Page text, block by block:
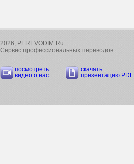
2026, PEREVODIM.Ru
Сервис профессиональных переводов
посмотреть
видео о нас
скачать
презентацию PDF